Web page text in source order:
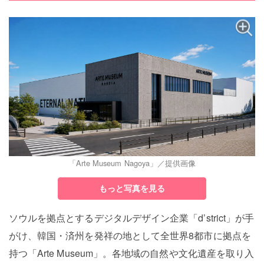
「Arte Museum Nagoya」／提供画像
もっと写真を見る
ソウルを拠点とするデジタルデザイン企業「d’strict」が手
がけ、韓国・済州を発祥の地として全世界8都市に拠点を
持つ「Arte Museum」。各地域の自然や文化遺産を取り入